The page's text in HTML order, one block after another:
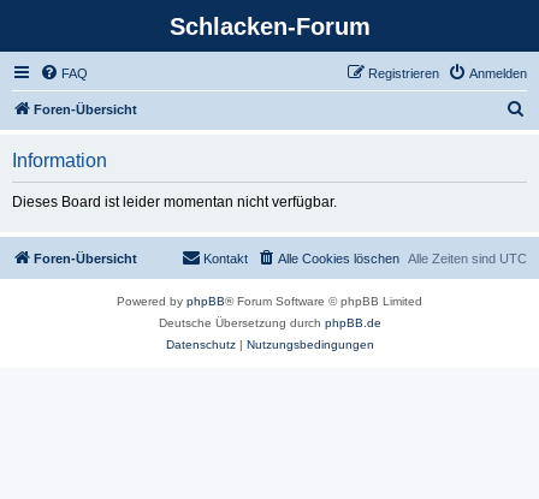
Schlacken-Forum
FAQ Anmelden
Registrieren
Foren-Übersicht
Information
Dieses Board ist leider momentan nicht verfügbar.
Foren-Übersicht Alle Zeiten sind UTC
Alle Cookies löschen
Kontakt
Powered by phpBB® Forum Software © phpBB Limited
Deutsche Übersetzung durch phpBB.de
Datenschutz| Nutzungsbedingungen